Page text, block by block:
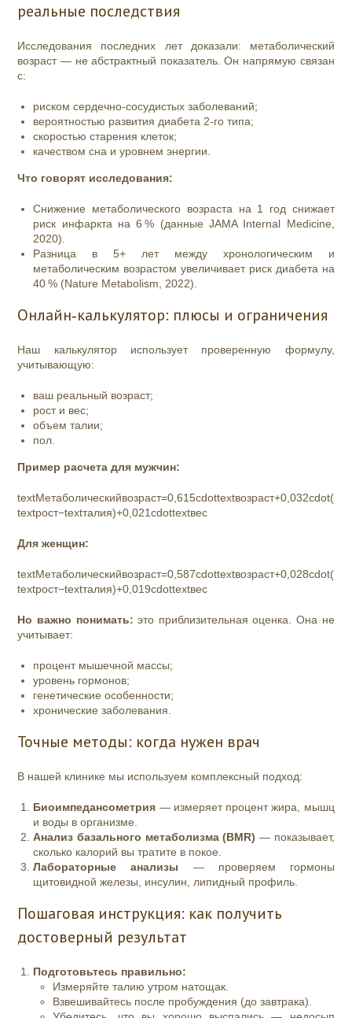
реальные последствия
Исследования последних лет доказали: метаболический
возраст — не абстрактный показатель. Он напрямую связан
с:
риском сердечно‑сосудистых заболеваний;
вероятностью развития диабета 2‑го типа;
скоростью старения клеток;
качеством сна и уровнем энергии.
Что говорят исследования:
Снижение метаболического возраста на 1 год снижает
риск инфаркта на 6 % (данные JAMA Internal Medicine,
2020).
Разница в 5+ лет между хронологическим и
метаболическим возрастом увеличивает риск диабета на
40 % (Nature Metabolism, 2022).
Онлайн‑калькулятор: плюсы и ограничения
Наш калькулятор использует проверенную формулу,
учитывающую:
ваш реальный возраст;
рост и вес;
объем талии;
пол.
Пример расчета для мужчин:
textМетаболическийвозраст=0,615cdottextвозраст+0,032cdot(
textрост−textталия)+0,021cdottextвес
Для женщин:
textМетаболическийвозраст=0,587cdottextвозраст+0,028cdot(
textрост−textталия)+0,019cdottextвес
Но важно понимать: это приблизительная оценка. Она не
учитывает:
процент мышечной массы;
уровень гормонов;
генетические особенности;
хронические заболевания.
Точные методы: когда нужен врач
В нашей клинике мы используем комплексный подход:
Биоимпедансометрия — измеряет процент жира, мышц
и воды в организме.
Анализ базального метаболизма (BMR) — показывает,
сколько калорий вы тратите в покое.
Лабораторные анализы — проверяем гормоны
щитовидной железы, инсулин, липидный профиль.
Пошаговая инструкция: как получить
достоверный результат
Подготовьтесь правильно:
Измеряйте талию утром натощак.
Взвешивайтесь после пробуждения (до завтрака).